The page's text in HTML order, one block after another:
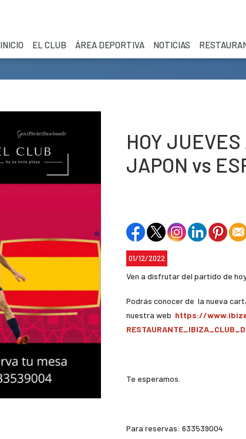
INICIO EL CLUB ÁREA DEPORTIVA NOTICIAS
HOY
JAPON vs
01/12/2022
Ven a disfrutar del partido de
Podrás conocer de la nueva
nuestra web https://
Te esperamos.
Para reservas: 633539004